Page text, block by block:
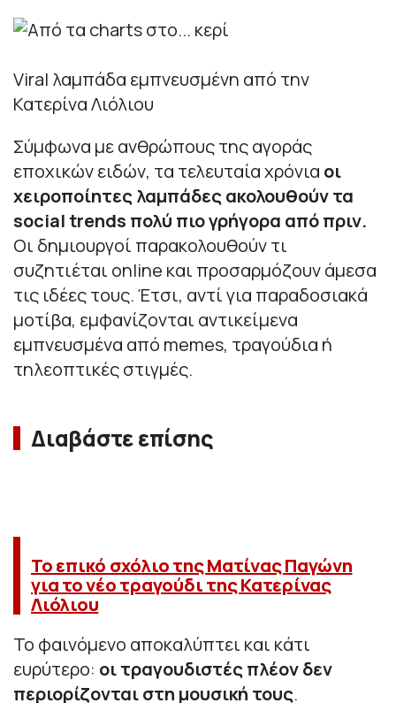
Viral λαμπάδα εμπνευσμένη από την
Κατερίνα Λιόλιου
Σύμφωνα με ανθρώπους της αγοράς
εποχικών ειδών, τα τελευταία χρόνια οι
χειροποίητες λαμπάδες ακολουθούν τα
social trends πολύ πιο γρήγορα από πριν.
Οι δημιουργοί παρακολουθούν τι
συζητιέται online και προσαρμόζουν άμεσα
τις ιδέες τους. Έτσι, αντί για παραδοσιακά
μοτίβα, εμφανίζονται αντικείμενα
εμπνευσμένα από memes, τραγούδια ή
τηλεοπτικές στιγμές.
Διαβάστε επίσης
Το επικό σχόλιο της Ματίνας Παγώνη
για το νέο τραγούδι της Κατερίνας
Λιόλιου
Το φαινόμενο αποκαλύπτει και κάτι
ευρύτερο: οι τραγουδιστές πλέον δεν
περιορίζονται στη μουσική τους.